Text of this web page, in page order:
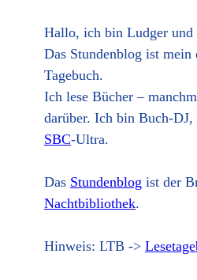
Hallo, ich bin Ludger und
Das Stundenblog ist
Tagebuch.
Ich lese Bücher –
darüber. Ich bin Buch-
SBC-Ultra.
Das Stundenblog ist der
Nachtbibliothek.
Hinweis: LTB ->